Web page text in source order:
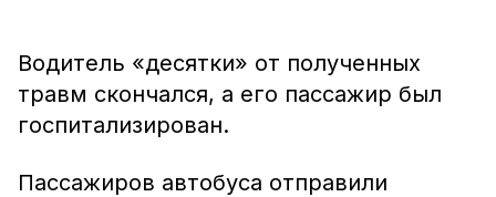
Водитель «десятки» от полученных
травм скончался, а его пассажир был
госпитализирован.
Пассажиров автобуса отправили